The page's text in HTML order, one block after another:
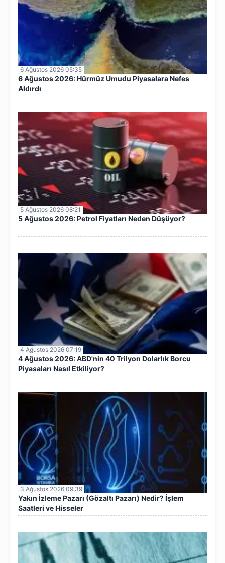
6 Ağustos 2026 05:35
6 Ağustos 2026: Hürmüz Umudu Piyasalara Nefes
Aldırdı
5 Ağustos 2026 08:21
5 Ağustos 2026: Petrol Fiyatları Neden Düşüyor?
4 Ağustos 2026 07:19
4 Ağustos 2026: ABD'nin 40 Trilyon Dolarlık Borcu
Piyasaları Nasıl Etkiliyor?
3 Ağustos 2026 09:39
Yakın İzleme Pazarı (Gözaltı Pazarı) Nedir? İşlem
Saatleri ve Hisseler